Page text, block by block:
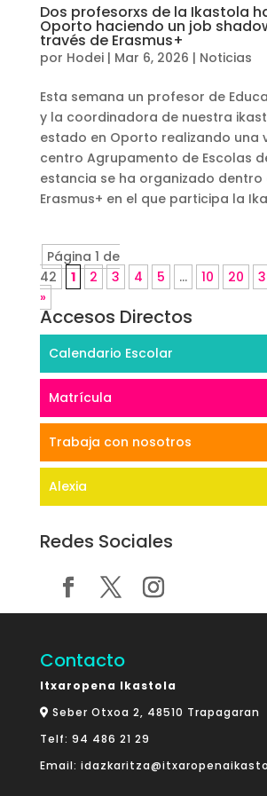
Dos profesorxs de la Ikastola
Oporto haciendo un job
través de Erasmus+
por Hodei| Mar 6, 2026 | Noticias
Esta semana un profesor de
y la coordinadora de nuestra
estado en Oporto realizando una
centro Agrupamento de Escolas
estancia se ha organizado
Erasmus+ en el que participa la
Página 1 de
42
1 2 3 4 5 ... 10 20
»
Accesos Directos
Calendario Escolar
Matrícula
Trabaja con nosotros
Alexia
Redes Sociales
Contacto
Itxaropena Ikastola
Seber Otxoa 2, 48510 Trapagaran
Telf: 94 486 21 29
Email: